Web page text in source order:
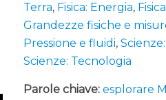
Terra, Fisica: Energia,
Grandezze fisiche e
Pressione e fluidi,
Scienze: Tecnologia
Parole chiave: esplorare